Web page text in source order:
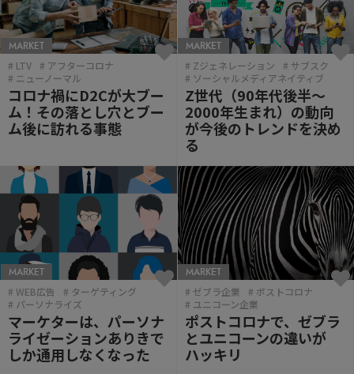
MARKET
LTV
アフターコロナ
ニューノーマル
コロナ禍にD2Cが大ブー
ム！その落とし穴とブー
ム後に訪れる事態
MARKET
Zジェネレーション
サブスク
ソーシャルメディアネイティブ
Z世代（90年代後半～
2000年生まれ）の動向
が今後のトレンドを決め
る
MARKET
WEB広告
ターゲティング
パーソナライズ
マーケターは、パーソナ
ライゼーションありきで
しか通用しなくなった
MARKET
ゼブラ企業
ポストコロナ
ユニコーン企業
ポストコロナで、ゼブラ
とユニコーンの違いが
ハッキリ